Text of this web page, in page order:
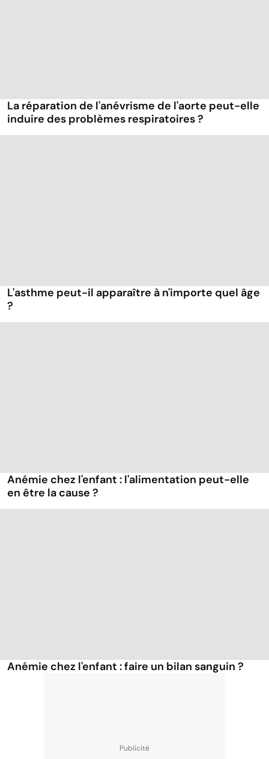
La réparation de l'anévrisme de l'aorte peut-elle
induire des problèmes respiratoires ?
L'asthme peut-il apparaître à n'importe quel âge
?
Anémie chez l'enfant : l'alimentation peut-elle
en être la cause ?
Anémie chez l'enfant : faire un bilan sanguin ?